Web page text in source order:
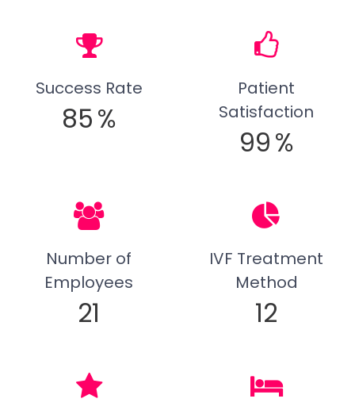
Success Rate
85%
Patient
Satisfaction
99%
Number of
Employees
21
IVF Treatment
Method
12